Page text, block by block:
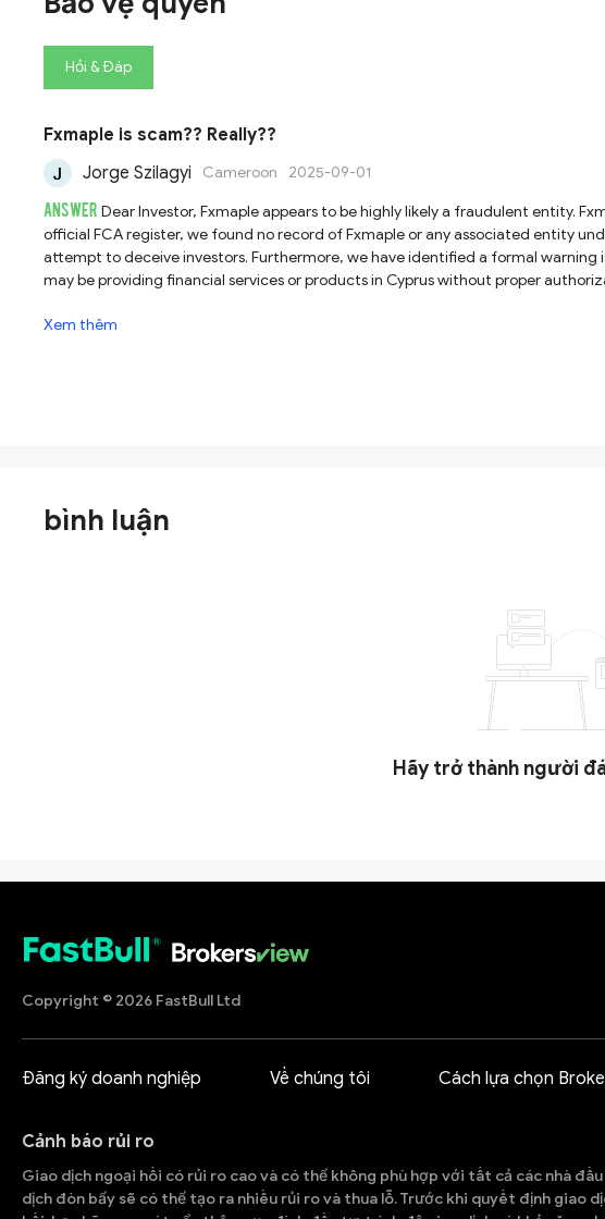
Hỏi & Đáp
Fxmaple is scam?? Really??
Jorge Szilagyi
Cameroon 2025-09-01
ANSWER Dear Investor, Fxmaple appears to be highly likely a fraudulent entity. Fxmaple claims to be regulated by the UK Financial Conduct Authority (FCA). However, after thorough verification on the
official FCA register, we found no record of Fxmaple or any associated entity
attempt to deceive investors. Furthermore, we have identified a formal warning issued by the Cyprus Securities and Exchange Commission (CySEC) regarding this company, stating that Fxmaple
may be providing financial services or products in Cyprus without proper authorization. Therefore, we strongly advise you to avoid any engagement with Fxmaple and refrain from
Xem thêm
bình luận
Hãy trở thành người
Copyright © 2026 FastBull Ltd
Đăng ký doanh nghiệp Về chúng tôi Cách lựa chọn
Cảnh báo rủi ro
Giao dịch ngoại hối có rủi ro cao và có thể không phù hợp với tất cả các nhà
dịch đòn bẩy sẽ có thể tạo ra nhiều rủi ro và thua lỗ. Trước khi quyết định giao